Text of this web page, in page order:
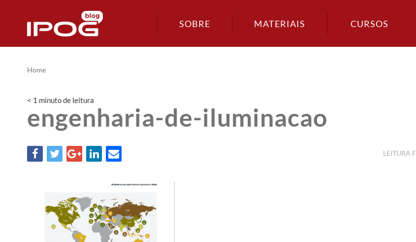
SOBRE MATERIAIS CURSOS
Home
< 1 minutode leitura
engenharia-de-iluminacao
LEITURA